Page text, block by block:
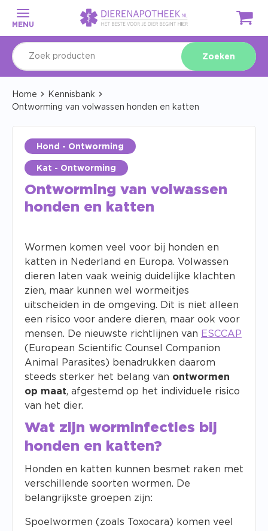
MENU
Zoeken
Home
Kennisbank
Ontworming van volwassen honden en katten
Hond - Ontworming
Kat - Ontworming
Ontworming van volwassen
honden en katten
Wormen komen veel voor bij honden en
katten in Nederland en Europa. Volwassen
dieren laten vaak weinig duidelijke klachten
zien, maar kunnen wel wormeitjes
uitscheiden in de omgeving. Dit is niet alleen
een risico voor andere dieren, maar ook voor
mensen. De nieuwste richtlijnen van ESCCAP
(European Scientific Counsel Companion
Animal Parasites) benadrukken daarom
steeds sterker het belang van ontwormen
op maat, afgestemd op het individuele risico
van het dier.
Wat zijn worminfecties bij
honden en katten?
Honden en katten kunnen besmet raken met
verschillende soorten wormen. De
belangrijkste groepen zijn:
Spoelwormen (zoals Toxocara) komen veel